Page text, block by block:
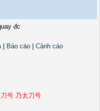
đc
| Báo cáo
Cảnh cáo
号 乃太刀号